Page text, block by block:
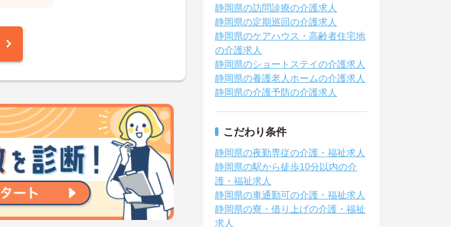
静岡県の訪問診療の介護求人
静岡県の定期巡回の介護求人
静岡県のケアハウス・高齢者住宅地
の介護求人
静岡県のショートステイの介護求人
静岡県の養護老人ホームの介護求人
静岡県の介護予防の介護求人
こだわり条件
静岡県の夜勤専従の介護・福祉求人
静岡県の駅から徒歩10分以内の介
護・福祉求人
静岡県の車通勤可の介護・福祉求人
静岡県の寮・借り上げの介護・福祉
求人